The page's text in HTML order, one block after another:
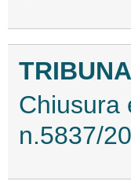
Chiusura
n.5837/